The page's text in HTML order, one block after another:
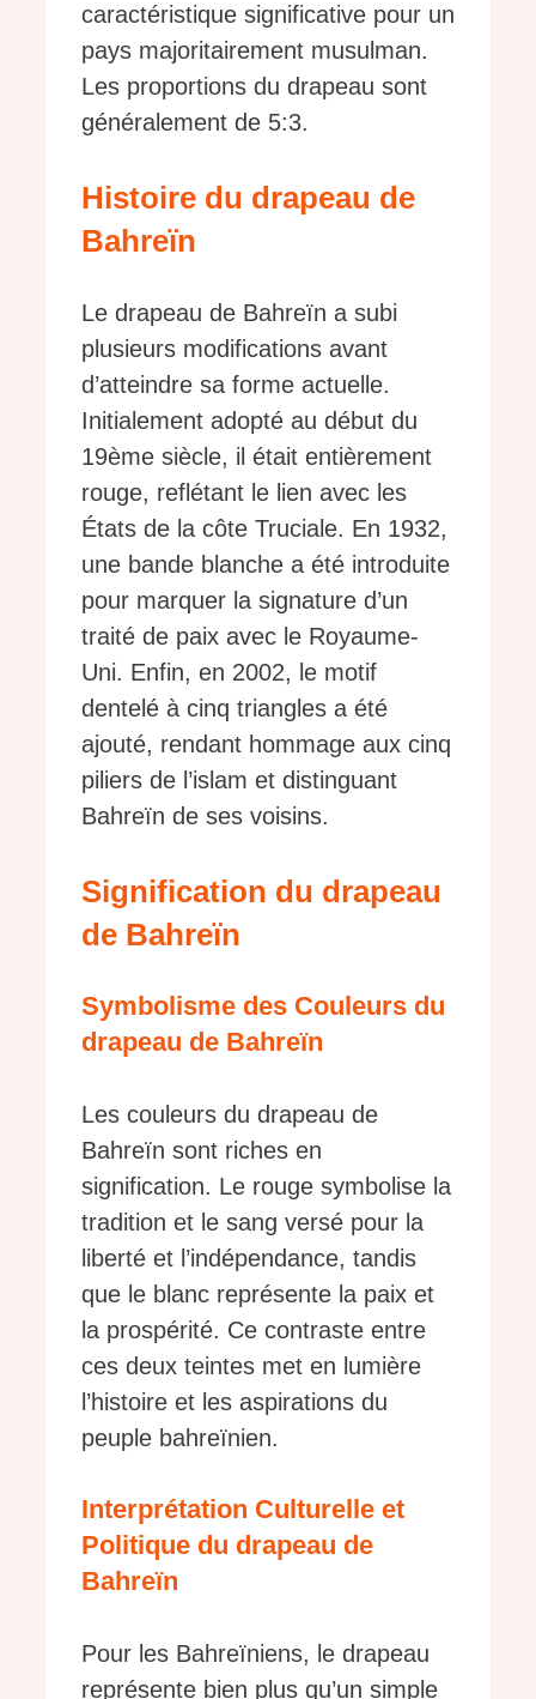
caractéristique significative pour un
pays majoritairement musulman.
Les proportions du drapeau sont
généralement de 5:3.
Histoire du drapeau de
Bahreïn
Le drapeau de Bahreïn a subi
plusieurs modifications avant
d’atteindre sa forme actuelle.
Initialement adopté au début du
19ème siècle, il était entièrement
rouge, reflétant le lien avec les
États de la côte Truciale. En 1932,
une bande blanche a été introduite
pour marquer la signature d’un
traité de paix avec le Royaume-
Uni. Enfin, en 2002, le motif
dentelé à cinq triangles a été
ajouté, rendant hommage aux cinq
piliers de l’islam et distinguant
Bahreïn de ses voisins.
Signification du drapeau
de Bahreïn
Symbolisme des Couleurs du
drapeau de Bahreïn
Les couleurs du drapeau de
Bahreïn sont riches en
signification. Le rouge symbolise la
tradition et le sang versé pour la
liberté et l’indépendance, tandis
que le blanc représente la paix et
la prospérité. Ce contraste entre
ces deux teintes met en lumière
l’histoire et les aspirations du
peuple bahreïnien.
Interprétation Culturelle et
Politique du drapeau de
Bahreïn
Pour les Bahreïniens, le drapeau
représente bien plus qu’un simple